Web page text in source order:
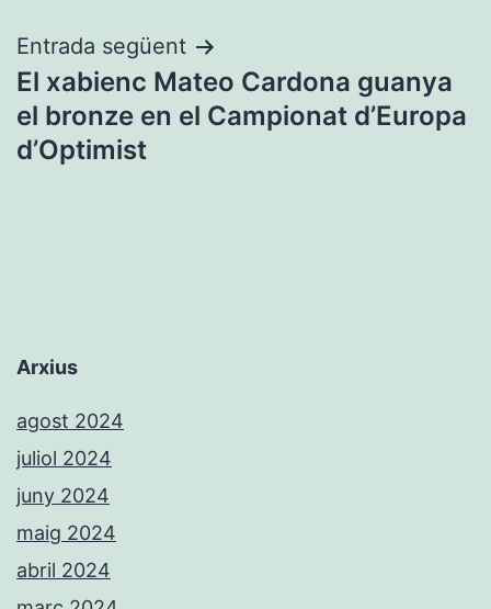
Entrada següent
El xabienc Mateo Cardona guanya
el bronze en el Campionat d’Europa
d’Optimist
Arxius
agost 2024
juliol 2024
juny 2024
maig 2024
abril 2024